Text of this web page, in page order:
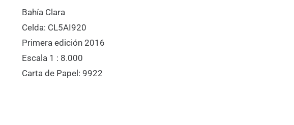
Bahía Clara
Celda: CL5AI920
Primera edición 2016
Escala 1 : 8.000
Carta de Papel: 9922